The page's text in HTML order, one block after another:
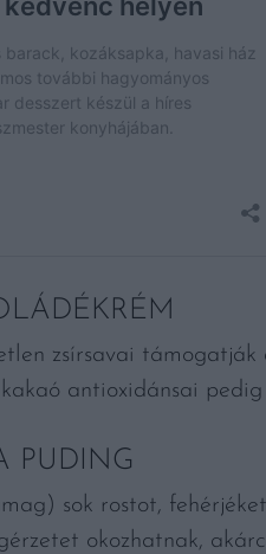
zsírsavai
antioxidánsai
PUDING
sok rostot,
okozhatnak,